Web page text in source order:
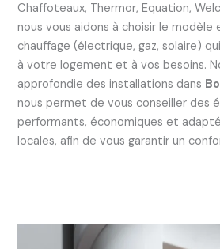
Chaffoteaux, Thermor, Equation,
nous vous aidons à choisir le
chauffage (électrique, gaz, solaire)
à votre logement et à vos besoins.
approfondie des installations dans
nous permet de vous conseiller des
performants, économiques et
locales, afin de vous garantir un